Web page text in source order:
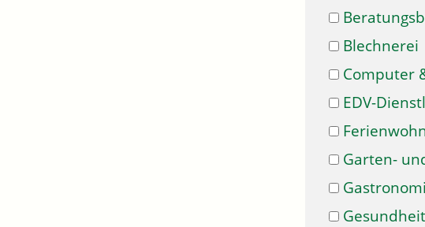
Blechnerei
Computer
EDV-
Garten-